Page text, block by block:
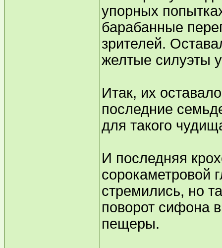
упорных
барабанные
зрителей.
желтые силуэты
Итак, их
последние
для такого
И последняя
сорокаметровой
стремились, но
поворот сифона
пещеры.